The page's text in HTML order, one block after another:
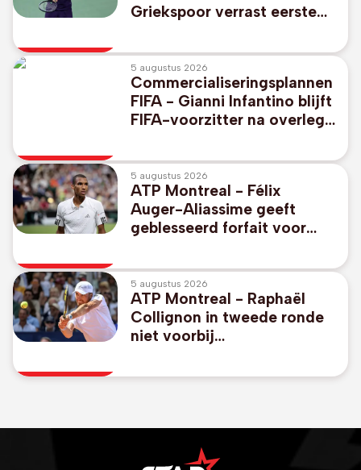
Griekspoor verrast eerste
Zverev
5 augustus 2026
Commercialiseringsplannen
FIFA - Gianni Infantino blijft
FIFA-voorzitter na overleg
5 augustus 2026
ATP Montreal - Félix
Auger-Aliassime geeft
geblesseerd forfait voor
5 augustus 2026
ATP Montreal - Raphaël
Collignon in tweede ronde
niet voorbij